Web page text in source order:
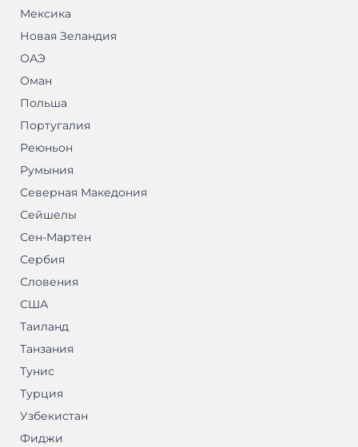
Мексика
Новая Зеландия
ОАЭ
Оман
Польша
Португалия
Реюньон
Румыния
Северная Македония
Сейшелы
Сен-Мартен
Сербия
Словения
США
Таиланд
Танзания
Тунис
Турция
Узбекистан
Фиджи